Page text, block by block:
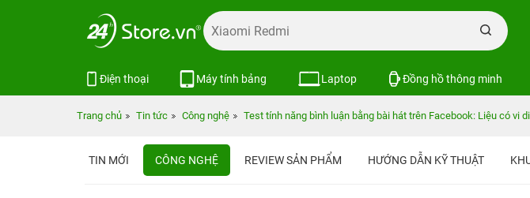
Điện thoại Máy tính bảng Laptop Đồng hồ thông minh
Trang chủ Tin tức Công nghệ Test tính năng bình luận bằng bài hát trên Facebook: Liệu có vi
TIN MỚI CÔNG NGHỆ REVIEW SẢN PHẨM HƯỚNG DẪN KỸ THUẬT